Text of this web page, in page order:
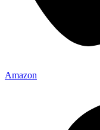
Amazon